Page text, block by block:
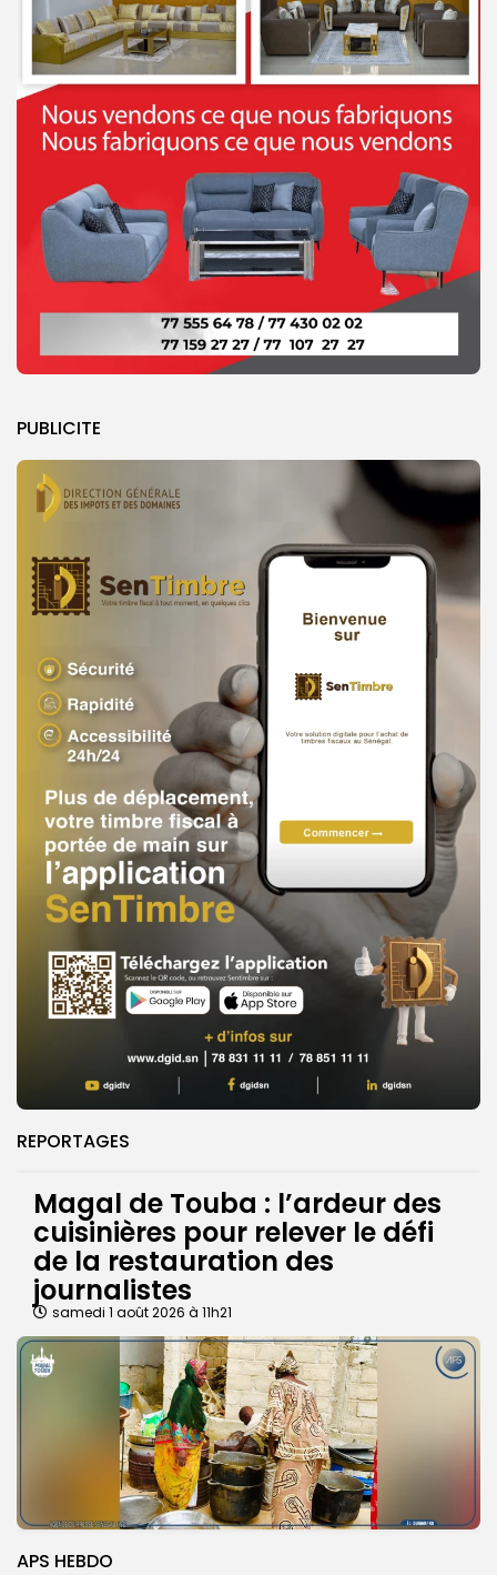
PUBLICITE
REPORTAGES
Magal de Touba : l’ardeur des
cuisinières pour relever le défi
de la restauration des
journalistes
samedi 1 août 2026 à 11h21
APS HEBDO